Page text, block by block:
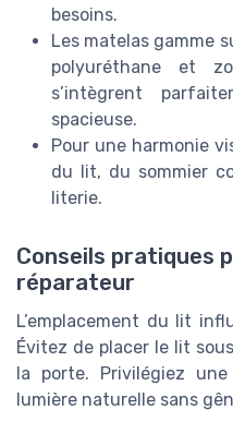
besoins.
Les matelas gamme
polyuréthane et
s’intègrent
spacieuse.
Pour une harmonie
du lit, du sommier
literie.
Conseils pratiques
réparateur
L’emplacement du lit
Évitez de placer le lit
la porte. Privilégiez
lumière naturelle sans